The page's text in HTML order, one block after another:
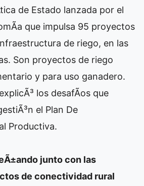
de Estado lanzada por el
que impulsa 95 proyectos
de riego, en las
Son proyectos de riego
y para uso ganadero.
los desafÃ­os que
el Plan De
Productiva.
junto con las
de conectividad rural